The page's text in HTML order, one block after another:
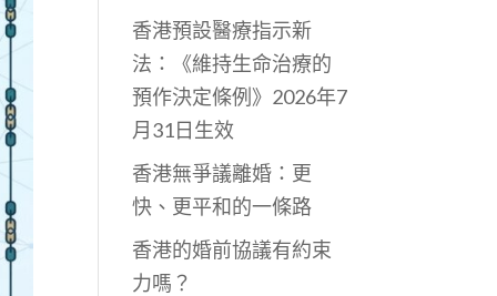
香港預設醫療指示新
法：《維持生命治療的
預作決定條例》2026年7
月31日生效
香港無爭議離婚：更
快、更平和的一條路
香港的婚前協議有約束
力嗎？